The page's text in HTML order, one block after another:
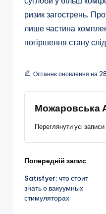
ризик загострень.
лише частина
погіршення стану
Останнє оновлення на
Можаровська
Переглянути усі записи
Навігація
по
запису
Попередній запис
Satisfyer: что стоит
знать о вакуумных
стимуляторах